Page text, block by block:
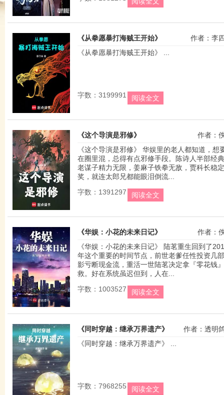
《从拳愿暴打海贼王开始》
作者：李
《从拳愿暴打海贼王开始》 ...
字数：3199991 阅读全文
《这个导演是邪修》
作者：
《这个导演是邪修》 华娱里的老人都知道，想
在圈里混，总得有点邪修手段。陈诗人半部经
老谋子精力无限，姜麻子铁拳无敌，贾科长稳
奖，就连太郎兄都能眼泪倒流...
字数：1391297
阅读全文
《华娱：小花的未来日记》
作者：
《华娱：小花的未来日记》 陆茗重生回到了
年这个重要的时间节点，前世老爹任性投资几
影亏断现金流，重活一世陆茗决定拿『零花钱
救。好在系统虽迟但到，人在...
字数：1003527
阅读全文
《同时穿越：继承万界遗产》
作者：透明
《同时穿越：继承万界遗产》 ...
字数：7968255 阅读全文